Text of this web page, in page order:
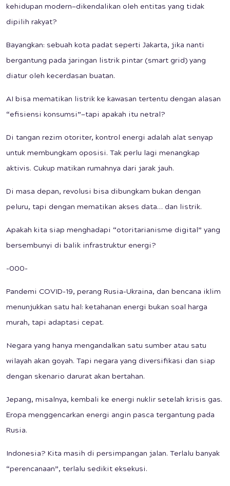
kehidupan modern—dikendalikan oleh entitas yang tidak
dipilih rakyat?
Bayangkan: sebuah kota padat seperti Jakarta, jika nanti
bergantung pada jaringan listrik pintar (smart grid) yang
diatur oleh kecerdasan buatan.
AI bisa mematikan listrik ke kawasan tertentu dengan alasan
“efisiensi konsumsi”—tapi apakah itu netral?
Di tangan rezim otoriter, kontrol energi adalah alat senyap
untuk membungkam oposisi. Tak perlu lagi menangkap
aktivis. Cukup matikan rumahnya dari jarak jauh.
Di masa depan, revolusi bisa dibungkam bukan dengan
peluru, tapi dengan mematikan akses data… dan listrik.
Apakah kita siap menghadapi “otoritarianisme digital” yang
bersembunyi di balik infrastruktur energi?
-000-
Pandemi COVID-19, perang Rusia–Ukraina, dan bencana iklim
menunjukkan satu hal: ketahanan energi bukan soal harga
murah, tapi adaptasi cepat.
Negara yang hanya mengandalkan satu sumber atau satu
wilayah akan goyah. Tapi negara yang diversifikasi dan siap
dengan skenario darurat akan bertahan.
Jepang, misalnya, kembali ke energi nuklir setelah krisis gas.
Eropa menggencarkan energi angin pasca tergantung pada
Rusia.
Indonesia? Kita masih di persimpangan jalan. Terlalu banyak
“perencanaan”, terlalu sedikit eksekusi.